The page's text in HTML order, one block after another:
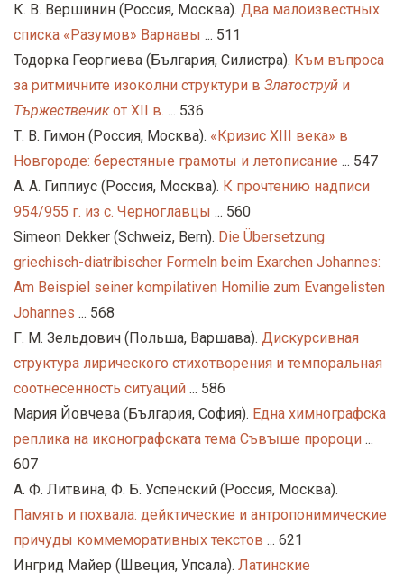
К. В. Вершинин (Россия, Москва). Два малоизвестных
списка «Разумов» Варнавы ... 511
Тодорка Георгиева (България, Силистра). Към въпроса
за ритмичните изоколни структури в Златоструй и
Тържественикот XII в. ... 536
Т. В. Гимон (Россия, Москва). «Кризис XIII века» в
Новгороде: берестяные грамоты и летописание ... 547
А. А. Гиппиус (Россия, Москва). К прочтению надписи
954/955 г. из c. Черноглавцы ... 560
Simeon Dekker (Schweiz, Bern). Die Übersetzung
griechisch-diatribischer Formeln beim Exarchen Johannes:
Am Beispiel seiner kompilativen Homilie zum Evangelisten
Johannes ... 568
Г. М. Зельдович (Польша, Варшава). Дискурсивная
структура лирического стихотворения и темпоральная
соотнесенность ситуаций ... 586
Мария Йовчева (България, София). Eдна химнографска
реплика на иконографската тема Съвꙑше пророци ...
607
А. Ф. Литвина, Ф. Б. Успенский (Россия, Москва).
Память и похвала: дейктические и антропонимические
причуды коммеморативных текстов ... 621
Ингрид Майер (Швеция, Упсала). Латинские